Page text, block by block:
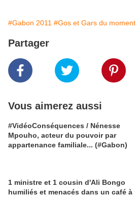
#Gabon 2011 #Gos et Gars du moment
Partager
Vous aimerez aussi
#VidéoConséquences / Nénesse
Mpouho, acteur du pouvoir par
appartenance familiale... (#Gabon)
1 ministre et 1 cousin d'Ali Bongo
humiliés et menacés dans un café à